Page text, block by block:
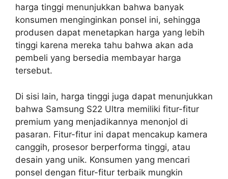
harga tinggi menunjukkan bahwa banyak
konsumen menginginkan ponsel ini, sehingga
produsen dapat menetapkan harga yang lebih
tinggi karena mereka tahu bahwa akan ada
pembeli yang bersedia membayar harga
tersebut.
Di sisi lain, harga tinggi juga dapat menunjukkan
bahwa Samsung S22 Ultra memiliki fitur-fitur
premium yang menjadikannya menonjol di
pasaran. Fitur-fitur ini dapat mencakup kamera
canggih, prosesor berperforma tinggi, atau
desain yang unik. Konsumen yang mencari
ponsel dengan fitur-fitur terbaik mungkin